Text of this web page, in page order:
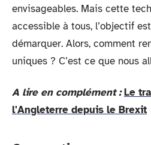
envisageables. Mais cette
accessible à tous, l’objectif
démarquer. Alors, comment
uniques ? C’est ce que nous
A lire en complément : Le
l'Angleterre depuis le Brexit